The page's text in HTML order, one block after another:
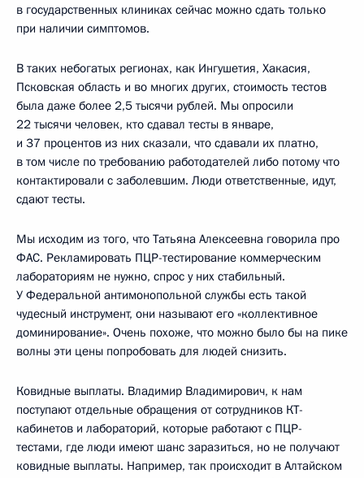
в государственных клиниках сейчас можно сдать только
при наличии симптомов.
В таких небогатых регионах, как Ингушетия, Хакасия,
Псковская область и во многих других, стоимость тестов
была даже более 2,5 тысячи рублей. Мы опросили
22 тысячи человек, кто сдавал тесты в январе,
и 37 процентов из них сказали, что сдавали их платно,
в том числе по требованию работодателей либо потому что
контактировали с заболевшим. Люди ответственные, идут,
сдают тесты.
Мы исходим из того, что Татьяна Алексеевна говорила про
ФАС. Рекламировать ПЦР-тестирование коммерческим
лабораториям не нужно, спрос у них стабильный.
У Федеральной антимонопольной службы есть такой
чудесный инструмент, они называют его «коллективное
доминирование». Очень похоже, что можно было бы на пике
волны эти цены попробовать для людей снизить.
Ковидные выплаты. Владимир Владимирович, к нам
поступают отдельные обращения от сотрудников КТ-
кабинетов и лабораторий, которые работают с ПЦР-
тестами, где люди имеют шанс заразиться, но не получают
ковидные выплаты. Например, так происходит в Алтайском